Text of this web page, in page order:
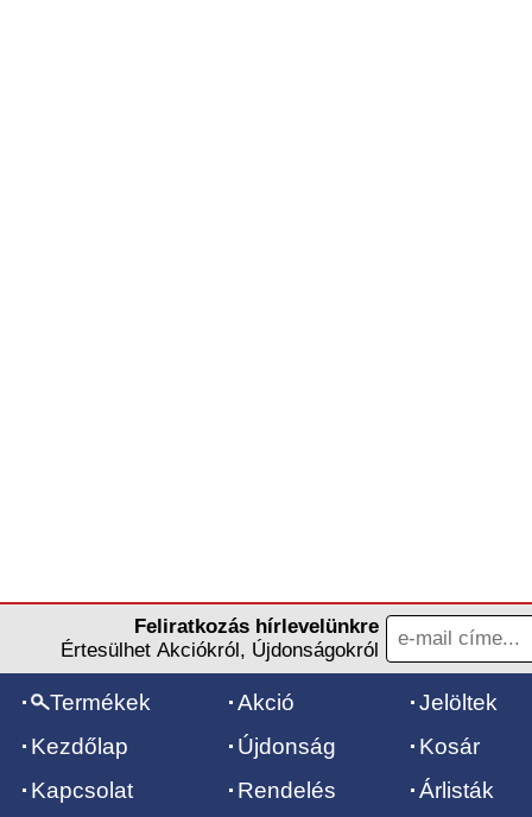
Feliratkozás hírlevelünkre
Értesülhet Akciókról, Újdonságokról
Termékek
Kezdőlap
Kapcsolat
Akció
Újdonság
Rendelés
Jelöltek
Kosár
Árlisták